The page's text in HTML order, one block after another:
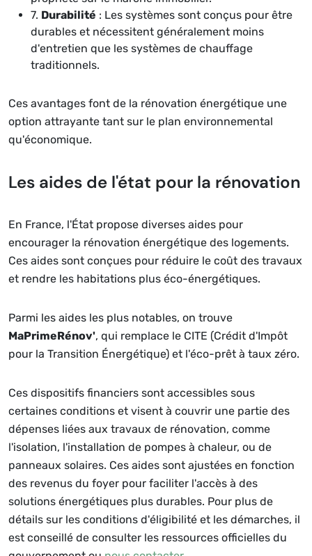
7. Durabilité : Les systèmes sont conçus pour être
durables et nécessitent généralement moins
d'entretien que les systèmes de chauffage
traditionnels.
Ces avantages font de la rénovation énergétique une
option attrayante tant sur le plan environnemental
qu'économique.
Les aides de l'état pour la rénovation
En France, l'État propose diverses aides pour
encourager la rénovation énergétique des logements.
Ces aides sont conçues pour réduire le coût des travaux
et rendre les habitations plus éco-énergétiques.
Parmi les aides les plus notables, on trouve
MaPrimeRénov', qui remplace le CITE (Crédit d'Impôt
pour la Transition Énergétique) et l'éco-prêt à taux zéro.
Ces dispositifs financiers sont accessibles sous
certaines conditions et visent à couvrir une partie des
dépenses liées aux travaux de rénovation, comme
l'isolation, l'installation de pompes à chaleur, ou de
panneaux solaires. Ces aides sont ajustées en fonction
des revenus du foyer pour faciliter l'accès à des
solutions énergétiques plus durables. Pour plus de
détails sur les conditions d'éligibilité et les démarches, il
est conseillé de consulter les ressources officielles du